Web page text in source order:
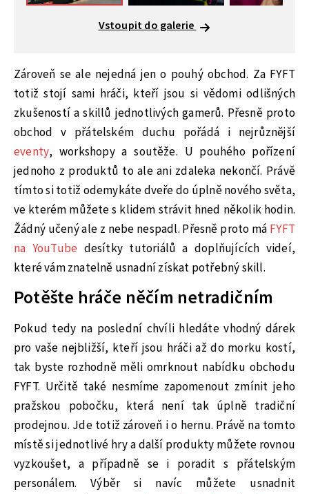
Vstoupit do galerie
Zároveň se ale nejedná jen o pouhý obchod. Za FYFT
totiž stojí sami hráči, kteří jsou si vědomi odlišných
zkušeností a skillů jednotlivých gamerů. Přesně proto
obchod v přátelském duchu pořádá i nejrůznější
eventy, workshopy a soutěže. U pouhého pořízení
jednoho z produktů to ale ani zdaleka nekončí. Právě
tímto si totiž odemykáte dveře do úplně nového světa,
ve kterém můžete s klidem strávit hned několik hodin.
Žádný učený ale z nebe nespadl. Přesně proto má FYFT
na YouTube desítky tutoriálů a doplňujících videí,
které vám znatelně usnadní získat potřebný skill.
Potěšte hráče něčím netradičním
Pokud tedy na poslední chvíli hledáte vhodný dárek
pro vaše nejbližší, kteří jsou hráči až do morku kostí,
tak byste rozhodně měli omrknout nabídku obchodu
FYFT. Určitě také nesmíme zapomenout zmínit jeho
pražskou pobočku, která není tak úplně tradiční
prodejnou. Jde totiž zároveň i o hernu. Právě na tomto
místě si jednotlivé hry a další produkty můžete rovnou
vyzkoušet, a případně se i poradit s přátelským
personálem. Výběr si navíc můžete usnadnit